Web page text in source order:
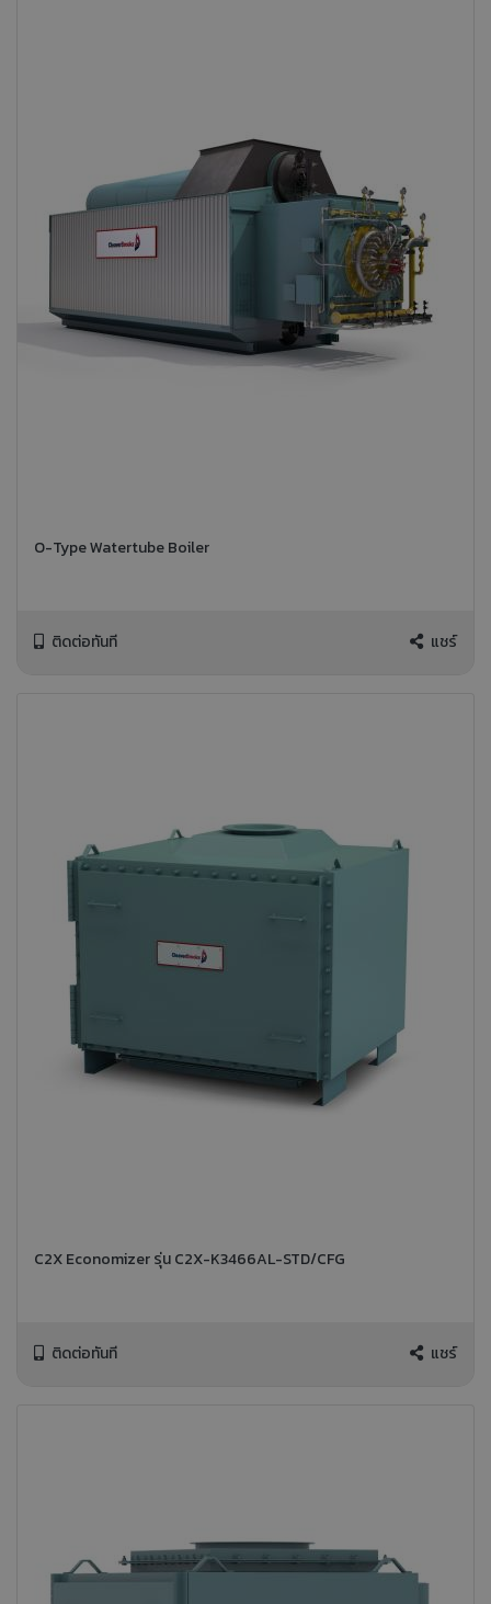
O-Type Watertube Boiler
ติดต่อทันที แชร์
C2X Economizer รุ่น C2X-K3466AL-STD/CFG
ติดต่อทันที แชร์